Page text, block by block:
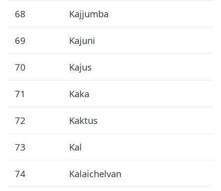
68 Kajjumba
69 Kajuni
70 Kajus
71 Kaka
72 Kaktus
73 Kal
74 Kalaichelvan